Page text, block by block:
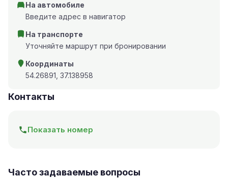
На автомобиле
Введите адрес в навигатор
На транспорте
Уточняйте маршрут при бронировании
Координаты
54.26891, 37.138958
Контакты
Показать номер
Часто задаваемые вопросы